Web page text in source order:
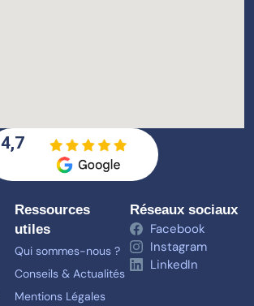
Ressources
utiles
Qui sommes-nous ?
Conseils & Actualités
Mentions Légales
Réseaux sociaux
Facebook
Instagram
LinkedIn
4,7